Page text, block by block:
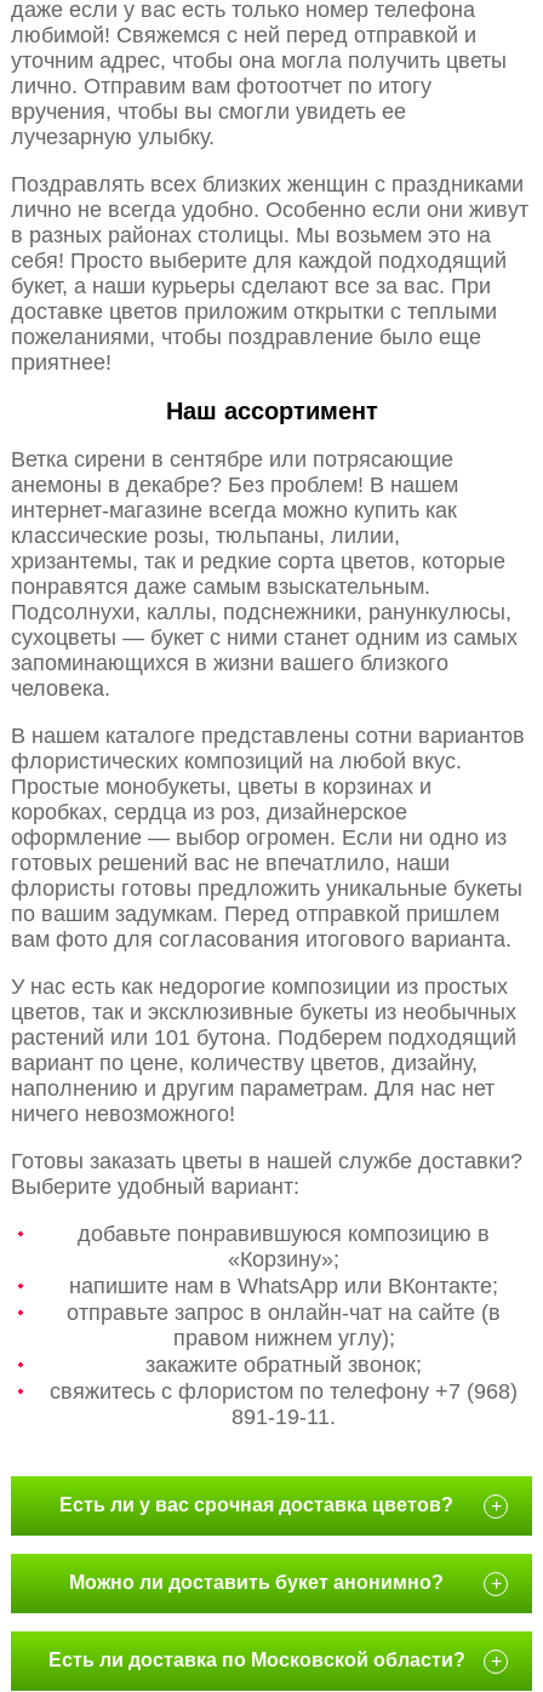
даже если у вас есть только номер телефона
любимой! Свяжемся с ней перед отправкой и
уточним адрес, чтобы она могла получить цветы
лично. Отправим вам фотоотчет по итогу
вручения, чтобы вы смогли увидеть ее
лучезарную улыбку.
Поздравлять всех близких женщин с праздниками
лично не всегда удобно. Особенно если они живут
в разных районах столицы. Мы возьмем это на
себя! Просто выберите для каждой подходящий
букет, а наши курьеры сделают все за вас. При
доставке цветов приложим открытки с теплыми
пожеланиями, чтобы поздравление было еще
приятнее!
Наш ассортимент
Ветка сирени в сентябре или потрясающие
анемоны в декабре? Без проблем! В нашем
интернет-магазине всегда можно купить как
классические розы, тюльпаны, лилии,
хризантемы, так и редкие сорта цветов, которые
понравятся даже самым взыскательным.
Подсолнухи, каллы, подснежники, ранункулюсы,
сухоцветы — букет с ними станет одним из самых
запоминающихся в жизни вашего близкого
человека.
В нашем каталоге представлены сотни вариантов
флористических композиций на любой вкус.
Простые монобукеты, цветы в корзинах и
коробках, сердца из роз, дизайнерское
оформление — выбор огромен. Если ни одно из
готовых решений вас не впечатлило, наши
флористы готовы предложить уникальные букеты
по вашим задумкам. Перед отправкой пришлем
вам фото для согласования итогового варианта.
У нас есть как недорогие композиции из простых
цветов, так и эксклюзивные букеты из необычных
растений или 101 бутона. Подберем подходящий
вариант по цене, количеству цветов, дизайну,
наполнению и другим параметрам. Для нас нет
ничего невозможного!
Готовы заказать цветы в нашей службе доставки?
Выберите удобный вариант:
добавьте понравившуюся композицию в
«Корзину»;
напишите нам в WhatsApp или ВКонтакте;
отправьте запрос в онлайн-чат на сайте (в
правом нижнем углу);
закажите обратный звонок;
свяжитесь с флористом по телефону +7 (968)
891-19-11.
Есть ли у вас срочная доставка цветов? +
Можно ли доставить букет анонимно? +
Есть ли доставка по Московской области? +